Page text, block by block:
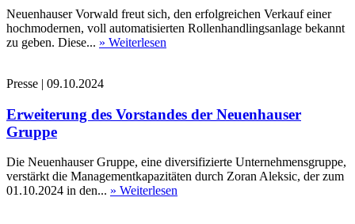
Neuenhauser Vorwald freut sich, den erfolgreichen Verkauf einer
hochmodernen, voll automatisierten Rollenhandlingsanlage bekannt
zu geben. Diese... » Weiterlesen
Presse | 09.10.2024
Erweiterung des Vorstandes der Neuenhauser
Gruppe
Die Neuenhauser Gruppe, eine diversifizierte Unternehmensgruppe,
verstärkt die Managementkapazitäten durch Zoran Aleksic, der zum
01.10.2024 in den... » Weiterlesen